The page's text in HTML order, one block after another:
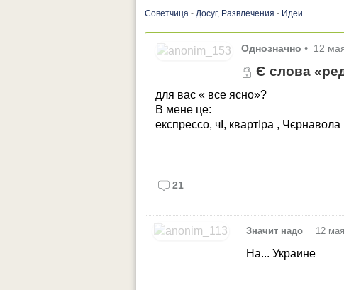
Советчица - Досуг, Развлечения - Идеи
Однозначно • 12
Є слова
для вас « все ясно»?
В мене це:
експрессо, чІ, квартІра , Чєрнавола
21
Значит надо 12
На... Украине